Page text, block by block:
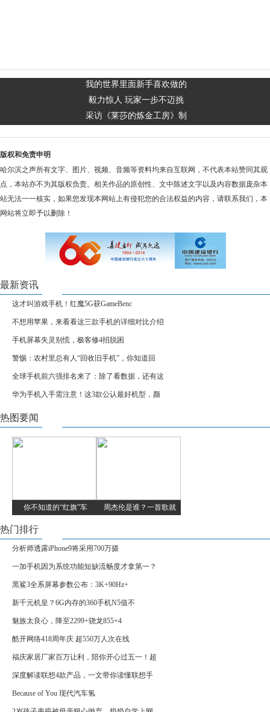
我的世界里面新手喜欢做的
毅力惊人 玩家一步不迈挑
采访《莱莎的炼金工房》制
版权和免责申明
哈尔滨之声所有文字、图片、视频、音频等资料均来自互联网，不代表本站赞同其观
点，本站亦不为其版权负责。相关作品的原创性、文中陈述文字以及内容数据庞杂本
站无法一一核实，如果您发现本网站上有侵犯您的合法权益的内容，请联系我们，本
网站将立即予以删除！
最新资讯
这才叫游戏手机！红魔5G获GameBenc
不想用苹果，来看看这三款手机的详细对比介绍
手机屏幕失灵别慌，极客修4招脱困
警惕：农村里总有人“回收旧手机”，你知道回
全球手机前六强排名来了：除了看数据，还有这
华为手机入手需注意！这3款公认最好机型，颜
热图要闻
你不知道的“红旗”车 周杰伦是谁？一首歌就
热门排行
分析师透露iPhone9将采用700万摄
一加手机因为系统功能短缺流畅度才拿第一？
黑鲨3全系屏幕参数公布：3K+90Hz+
新千元机皇？6G内存的360手机N5值不
魅族太良心，降至2299+骁龙855+4
酷开网络418周年庆 超550万人次在线
福庆家居厂家百万让利，陪你开心过五一！超
深度解读联想4款产品，一文带你读懂联想手
Because of You 现代汽车氢